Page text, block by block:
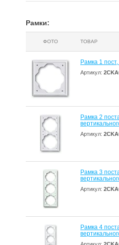
Рамки:
ФОТО ТОВАР
Рамка 1
Артикул:
Рамка 2
Артикул:
Рамка 3
Артикул:
Рамка 4